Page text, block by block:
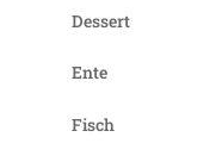
Dessert
Ente
Fisch